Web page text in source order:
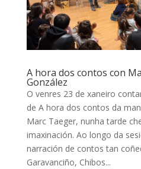
A hora dos contos con
González
O venres 23 de xaneiro
de A hora dos contos da
Marc Taeger, nunha tarde
imaxinación. Ao longo da
narración de contos tan
Garavanciño, Chibos...